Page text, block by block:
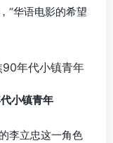
“华语电影的希望
小镇青年
李立忠这一角色